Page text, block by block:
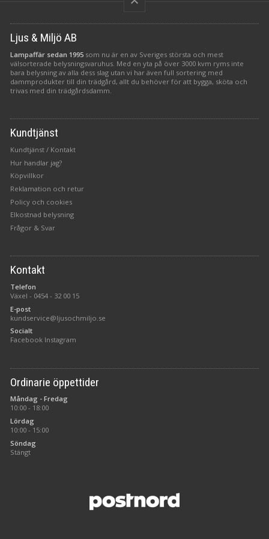
Ljus & Miljö AB
Lampaffär sedan 1995 som nu är en av Sveriges största och mest
välsorterade belysningsvaruhus. Med en yta på över 3000 kvm ryms inte
bara belysning av alla dess slag utan vi har även full sortering med
dammprodukter till din trädgård, allt du behöver för att bygga, sköta och
trivas med din trädgårdsdamm.
Kundtjänst
Kundtjänst / Kontakt
Hur handlar jag?
Köpvillkor
Reklamation och retur
Policy och cookies
Elkostnad belysning
Frågor & Svar
Kontakt
Telefon
Växel - 0454 - 32 00 15
E-post
kundservice@ljusochmiljo.se
Socialt
Facebook Instagram
Ordinarie öppettider
Måndag - Fredag
10:00 - 18:00
Lördag
10:00 - 15:00
Söndag
Stängt